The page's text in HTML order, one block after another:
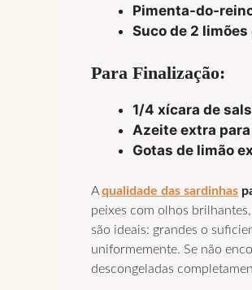
Pimenta-do-
Suco de 2
Para Finalização:
1/4 xícara de
Azeite extra
Gotas de limão
Aqualidade das sardinhas
peixes com olhos
são ideais: grandes o
uniformemente. Se não
descongeladas